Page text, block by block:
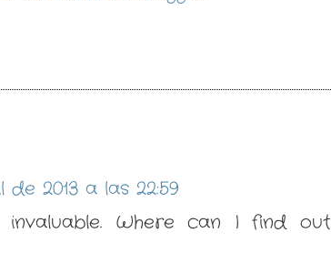
2013 a las 22:59
invaluable. Where can I find out